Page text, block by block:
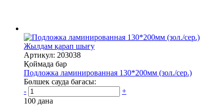
Жылдам қарап шығу
Артикул: 203038
Қоймада бар
Подложка ламинированная 130*200мм (зол./сер.)
Бөлшек сауда бағасы:
-
+
100 дана